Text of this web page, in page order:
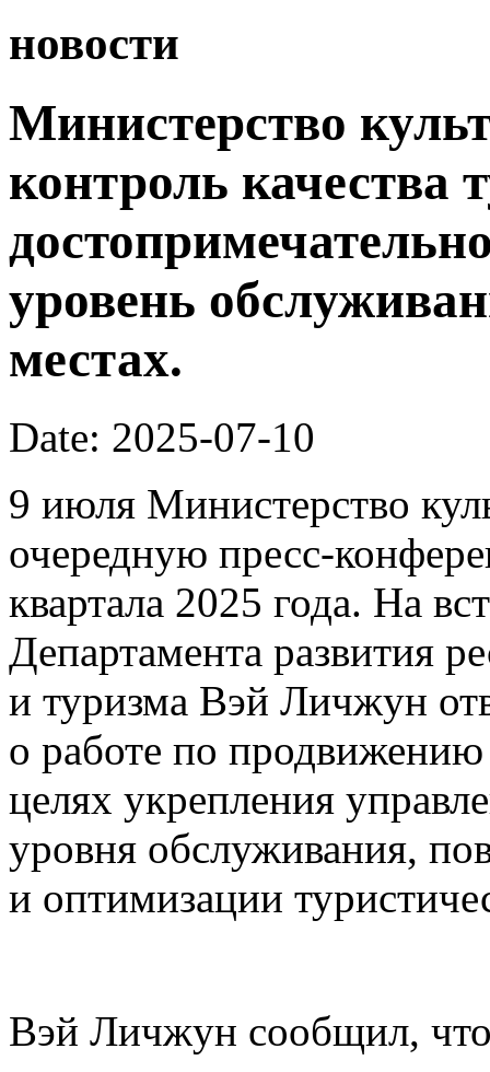
новости
Министерство
контроль качества
уровень
местах.
Date: 2025-07-10
9 июля Министерство
очередную пресс-
квартала 2025 года. На
Департамента развития
и туризма Вэй Личжун
о работе по продвижению
целях укрепления
уровня обслуживания,
и оптимизации
Вэй Личжун сообщил,